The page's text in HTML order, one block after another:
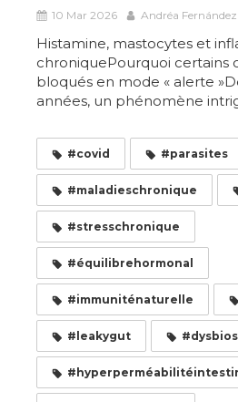
10 Mar 2026 Andréa Fernández
Histamine, mastocytes et
chroniquePourquoi certains
bloqués en mode « alerte
années, un phénomène
#covid #parasites
#maladieschronique
#stresschronique
#équilibrehormonal
#immuniténaturelle
#leakygut